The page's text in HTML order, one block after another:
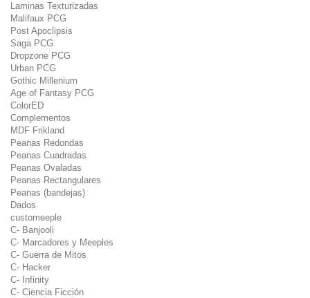
Laminas Texturizadas
Malifaux PCG
Post Apoclipsis
Saga PCG
Dropzone PCG
Urban PCG
Gothic Millenium
Age of Fantasy PCG
ColorED
Complementos
MDF Frikland
Peanas Redondas
Peanas Cuadradas
Peanas Ovaladas
Peanas Rectangulares
Peanas (bandejas)
Dados
customeeple
C- Banjooli
C- Marcadores y Meeples
C- Guerra de Mitos
C- Hacker
C- Infinity
C- Ciencia Ficción